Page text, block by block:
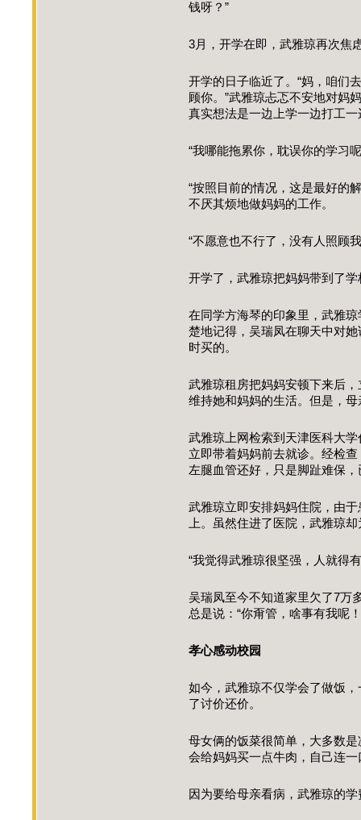
钱呀？”
3月，开学在即，武雅琼再次焦
开学的日子临近了。“妈，咱们
顾你。”武雅琼忐忑不安地对妈
真实想法是一边上学一边打工
“我哪能拖累你，耽误你的学习
“按照目前的情况，这是最好的
不厌其烦地做妈妈的工作。
“不愿意也不行了，没有人照
开学了，武雅琼把妈妈带到了
在同学方海琴的印象里，武雅
楚地记得，吴瑞凤在聊天中对
时买的。
武雅琼租房把妈妈安顿下来后
维持她和妈妈的生活。但是，
武雅琼上网检索到天津医科大
立即带着妈妈前去就诊。经检
左腿血管还好，只是脚趾难保
武雅琼立即安排妈妈住院，由
上。虽然住进了医院，武雅
“我觉得武雅琼很坚强，人就
吴瑞凤至今不知道家里欠了7万
总是说：“你甭管，啥事有我
孝心感动校园
如今，武雅琼不仅学会了做饭
了讨价还价。
母女俩的饭菜很简单，大多数
会给妈妈买一点牛肉，自己连
因为要给母亲看病，武雅琼的